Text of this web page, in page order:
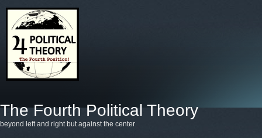
The Fourth Political Theory
beyond left and right but against the center